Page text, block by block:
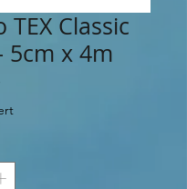
TEX Classic
5cm x 4m
Pris